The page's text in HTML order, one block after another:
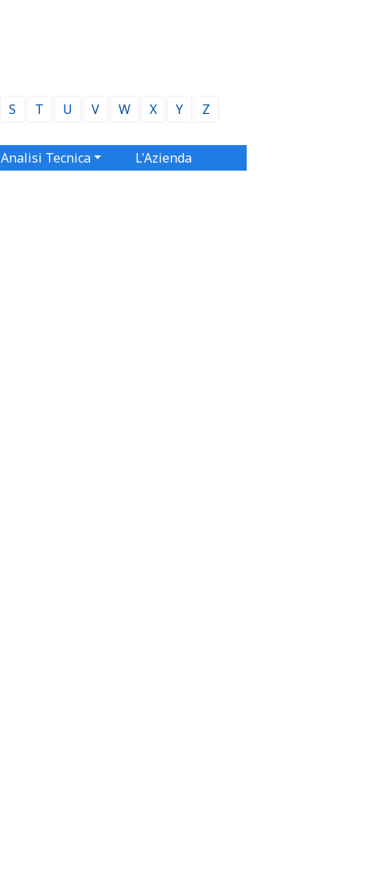
S T U V W X Y Z
Analisi Tecnica L'Azienda